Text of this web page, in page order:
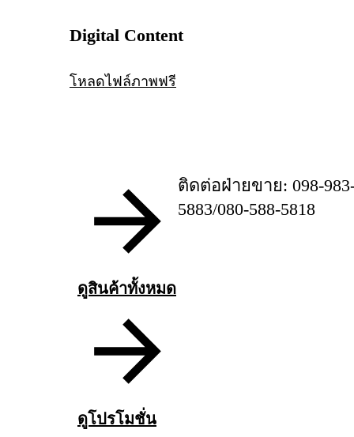
Digital Content
โหลดไฟล์ภาพฟรี
ดูสินค้าทั้งหมด
ดูโปรโมชั่น
ติดต่อฝ่ายขาย: 098-
5883/080-588-5818